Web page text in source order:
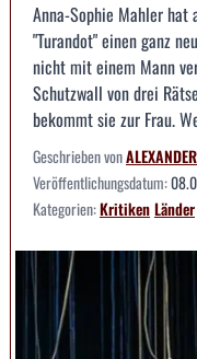
Anna-Sophie Mahler hat
"Turandot" einen ganz
nicht mit einem Mann
Schutzwall von drei
bekommt sie zur Frau.
Geschrieben von
Veröffentlichungsdatum:
Kategorien:KritikenLänder